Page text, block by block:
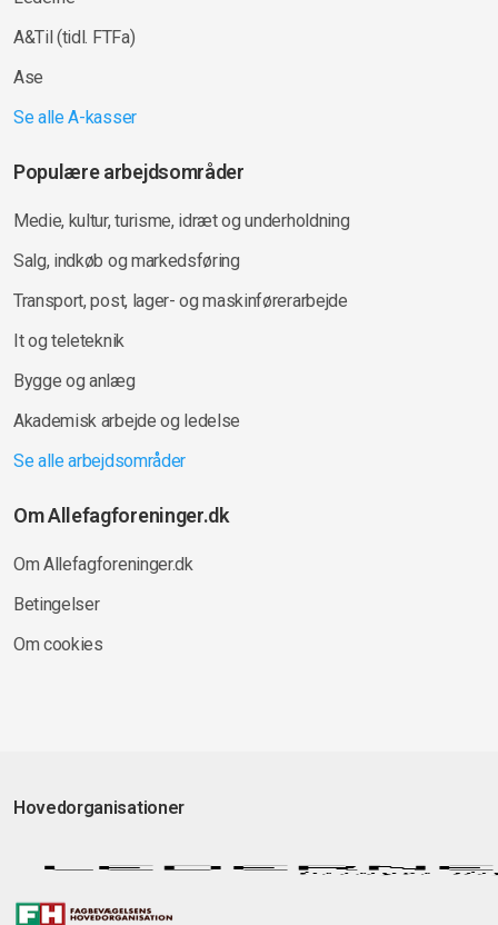
A&Til (tidl. FTFa)
Ase
Se alle A-kasser
Populære arbejdsområder
Medie, kultur, turisme, idræt og underholdning
Salg, indkøb og markedsføring
Transport, post, lager- og maskinførerarbejde
It og teleteknik
Bygge og anlæg
Akademisk arbejde og ledelse
Se alle arbejdsområder
Om Allefagforeninger.dk
Om Allefagforeninger.dk
Betingelser
Om cookies
Hovedorganisationer